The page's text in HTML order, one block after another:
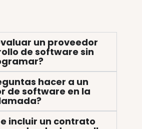
un proveedor
de software sin
hacer a un
de software en la
incluir un contrato